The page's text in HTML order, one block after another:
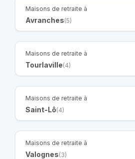
Maisons de retraite à
Avranches(5)
Maisons de retraite à
Tourlaville(4)
Maisons de retraite à
Saint-Lô(4)
Maisons de retraite à
Valognes(3)